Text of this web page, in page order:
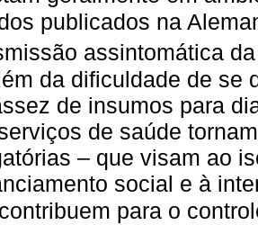
publicados na
assintomática
da dificuldade de se
de insumos para
de saúde
– que visam ao
social e à
para o